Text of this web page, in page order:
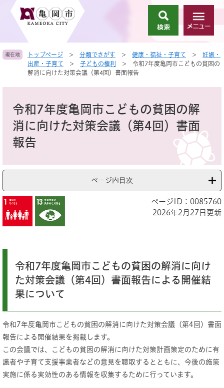
頭
。
飛
て
索
メ
ニ
ー
現在地 トップページ > 分類でさがす > 健康・福祉・子育て >
妊娠・
出産・子育て
> 子どもの権利 >
令和7年度亀岡市こどもの貧困の
解消に向けた対策会議（第4回）書面報告
令和7年度亀岡市こどもの貧困の解
消に向けた対策会議（第4回）書面
報告
ページ内目次
ページID：0085760
2026年2月27日更新
令和7年度亀岡市こどもの貧困の解消に向け
た対策会議（第4回）書面報告による開催結
果について
令和7年度亀岡市こどもの貧困の解消に向けた対策会議（第4回）書面
報告による開催結果を掲載します。
この会議では、こどもの貧困の解消に向けた対策計画策定のために有
識者や子育て支援事業者などの意見を聴取するとともに、今後の施策
実施に係る実効性のある情報を収集するために行っています。